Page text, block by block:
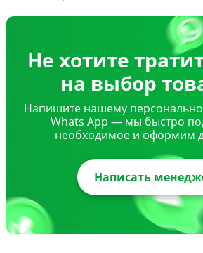
Не хотите
на выбор
Напишите нашему
Whats App — мы быстро
необходимое и оформим
Написать